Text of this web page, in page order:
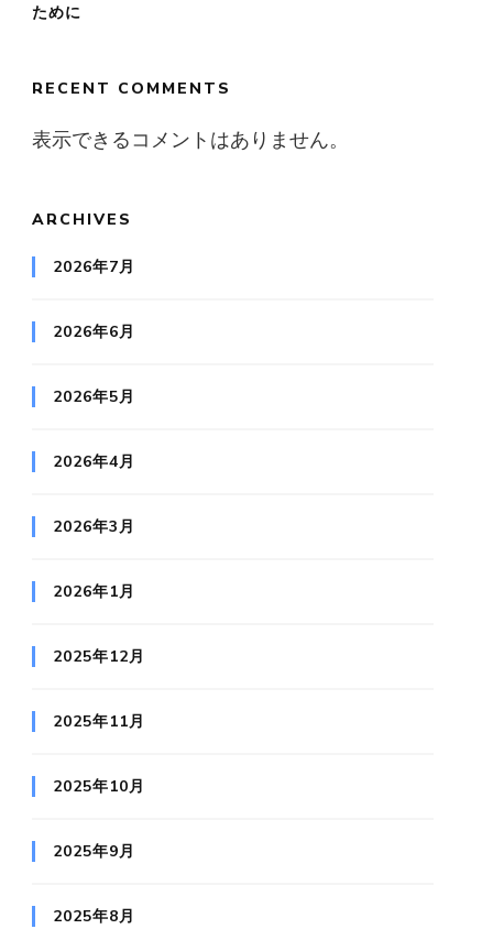
ために
RECENT COMMENTS
表示できるコメントはありません。
ARCHIVES
2026年7月
2026年6月
2026年5月
2026年4月
2026年3月
2026年1月
2025年12月
2025年11月
2025年10月
2025年9月
2025年8月